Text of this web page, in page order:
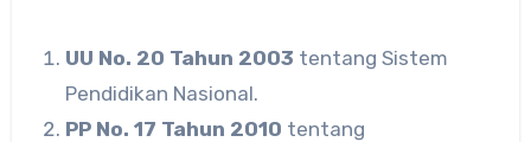
UU No. 20 Tahun 2003 tentang Sistem
Pendidikan Nasional.
PP No. 17 Tahun 2010 tentang